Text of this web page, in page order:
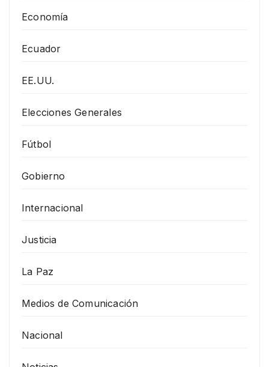
Economía
Ecuador
EE.UU.
Elecciones Generales
Fútbol
Gobierno
Internacional
Justicia
La Paz
Medios de Comunicación
Nacional